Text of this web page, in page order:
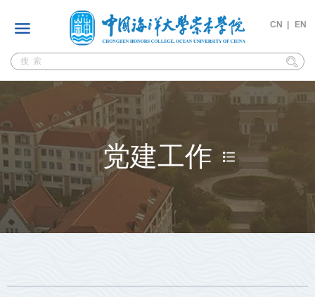
CN | EN
党建工作